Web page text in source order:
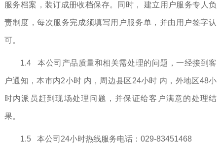
服务档案，装订成册收档保存。同时， 建立用户服务专人负
责制度，每次服务完成须填写用户服务单，并由用户签字认
可。
1.4 本公司产品质量和相关需处理的问题，一经接到客
户通知，本市内2小时 内，周边县区24小时 内，外地区48小
时内派员赶到现场处理问题，并保证给客户满意的处理结
果。
1.5 本公司24小时热线服务电话：029-83451468